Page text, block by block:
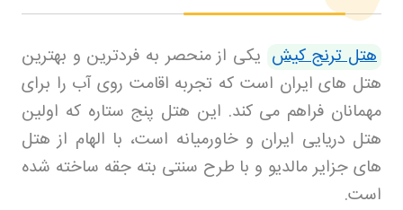
هتل ترنج کیش یکی از منحصر به فردترین و بهترین
هتل های ایران است که تجربه اقامت روی آب را برای
مهمانان فراهم می کند. این هتل پنج ستاره که اولین
هتل دریایی ایران و خاورمیانه است، با الهام از هتل
های جزایر مالدیو و با طرح سنتی بته جقه ساخته شده
است.